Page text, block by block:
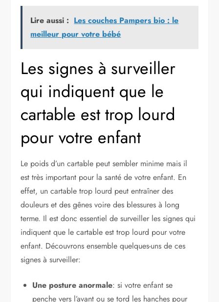
Lire aussi : Les couches Pampers bio : le
meilleur pour votre bébé
Les signes à surveiller
qui indiquent que le
cartable est trop lourd
pour votre enfant
Le poids d’un cartable peut sembler minime mais il
est très important pour la santé de votre enfant. En
effet, un cartable trop lourd peut entraîner des
douleurs et des gênes voire des blessures à long
terme. Il est donc essentiel de surveiller les signes qui
indiquent que le cartable est trop lourd pour votre
enfant. Découvrons ensemble quelques-uns de ces
signes à surveiller:
Une posture anormale: si votre enfant se
penche vers l’avant ou se tord les hanches pour